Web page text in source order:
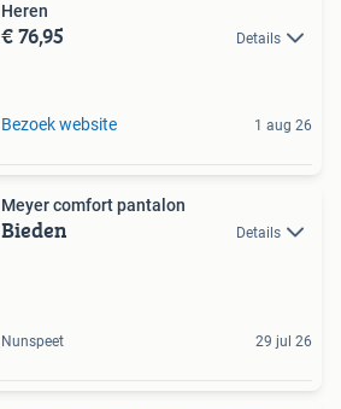
Heren
€ 76,95 Details
Bezoek website 1 aug 26
Meyer comfort pantalon
Bieden Details
Nunspeet 29 jul 26